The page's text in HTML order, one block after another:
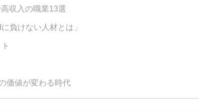
収入の職業13選
負けない人材とは」
価値が変わる時代